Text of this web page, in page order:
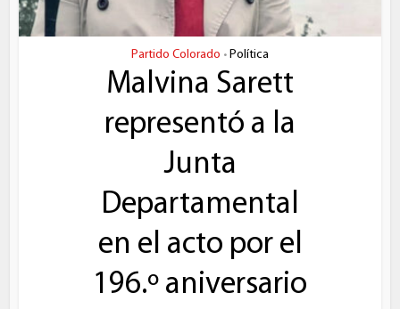
Partido Colorado • Política
Malvina Sarett
representó a la
Junta
Departamental
en el acto por el
196.º aniversario